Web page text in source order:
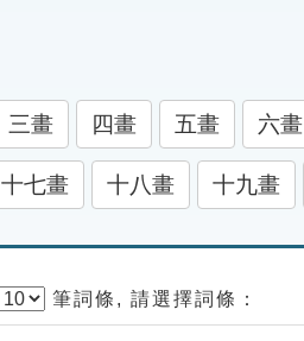
三畫 四畫 五畫 六畫
十七畫 十八畫 十九畫
筆詞條, 請選擇詞條：